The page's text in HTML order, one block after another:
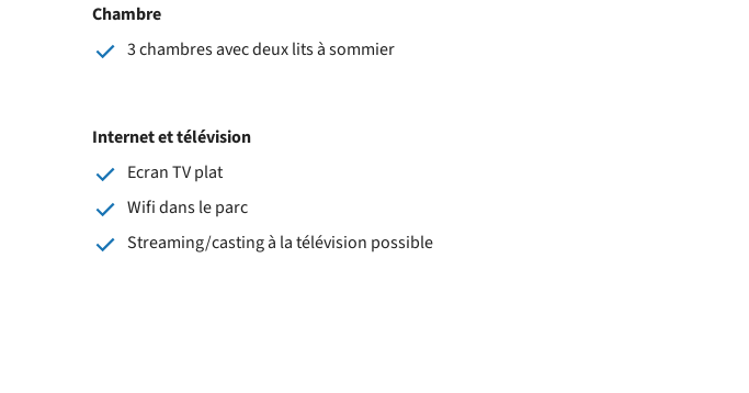
Chambre
3 chambres avec deux lits à sommier
Internet et télévision
Ecran TV plat
Wifi dans le parc
Streaming/casting à la télévision possible